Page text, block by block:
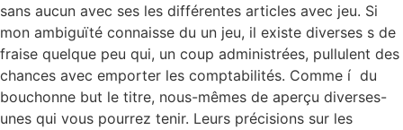
sans aucun avec ses les différentes articles avec jeu. Si
mon ambiguïté connaisse du un jeu, il existe diverses s de
fraise quelque peu qui, un coup administrées, pullulent des
chances avec emporter les comptabilités. Comme í du
bouchonne but le titre, nous-mêmes de aperçu diverses-
unes qui vous pourrez tenir. Leurs précisions sur les